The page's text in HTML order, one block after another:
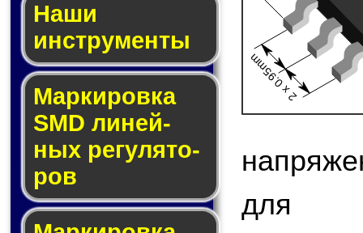
Наши
инструменты
Маркировка
SMD ли­ней­
ных ре­гу­ля­то­
ров
2 x 0.95mm
для